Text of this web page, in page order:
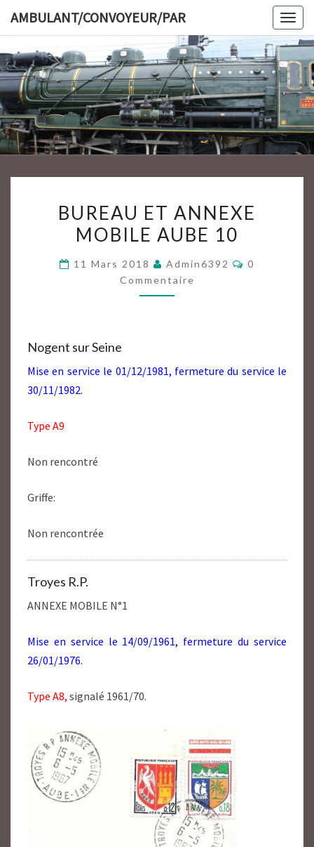
content
AMBULANT/CONVOYEUR/PAR
ANNEXE
AUBE
10
BUREAU ET ANNEXE
MOBILE AUBE 10
11 Mars 2018 Admin6392
0
Commentaire
Nogent sur Seine
Mise en service le 01/12/1981, fermeture du service le
30/11/1982.
Type A9
Non rencontré
Griffe:
Non rencontrée
Troyes R.P.
ANNEXE MOBILE N°1
Mise en service le 14/09/1961, fermeture du service
26/01/1976.
Type A8, signalé 1961/70.